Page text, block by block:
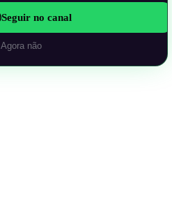
Seguir no canal
Agora não